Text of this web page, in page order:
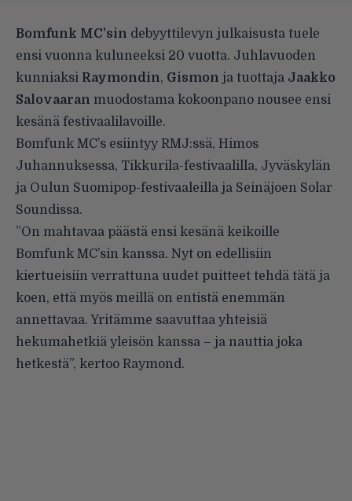
Bomfunk MC’sin debyyttilevyn julkaisusta tuele
ensi vuonna kuluneeksi 20 vuotta. Juhlavuoden
kunniaksi Raymondin, Gismon ja tuottaja Jaakko
Salovaaran muodostama kokoonpano nousee ensi
kesänä festivaalilavoille.
Bomfunk MC’s esiintyy RMJ:ssä, Himos
Juhannuksessa, Tikkurila-festivaalilla, Jyväskylän
ja Oulun Suomipop-festivaaleilla ja Seinäjoen Solar
Soundissa.
”On mahtavaa päästä ensi kesänä keikoille
Bomfunk MC’sin kanssa. Nyt on edellisiin
kiertueisiin verrattuna uudet puitteet tehdä tätä ja
koen, että myös meillä on entistä enemmän
annettavaa. Yritämme saavuttaa yhteisiä
hekumahetkiä yleisön kanssa – ja nauttia joka
hetkestä”, kertoo Raymond.